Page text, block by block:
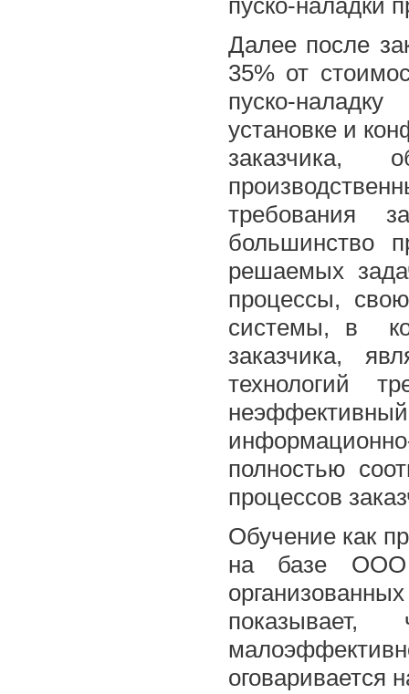
пуско-наладки
Далее после
35% от
пуско-
установке и
заказчика,
требования
большинство
решаемых
процессы,
системы, в
заказчика,
технологий
полностью
процессов
Обучение как
на базе ООО
оговаривается